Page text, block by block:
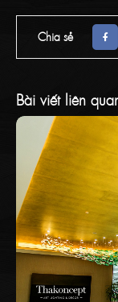
Chia sẻ
Bài viết liên